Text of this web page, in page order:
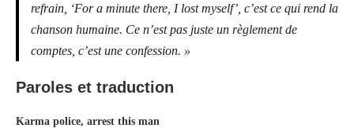
refrain, ‘For a minute there, I lost myself’, c’est ce qui rend la
chanson humaine. Ce n’est pas juste un règlement de
comptes, c’est une confession. »
Paroles et traduction
Karma police, arrest this man